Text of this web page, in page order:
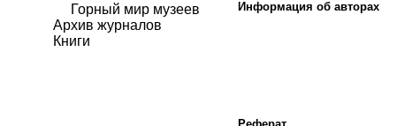
Информация об авторах
Горный мир музеев
Архив журналов
Книги